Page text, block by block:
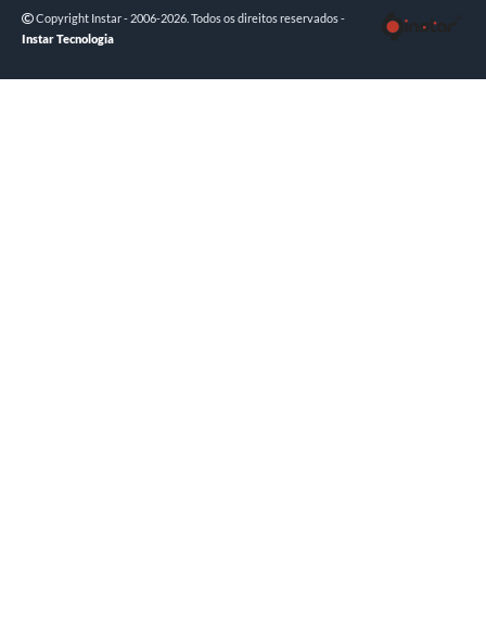
Copyright Instar - 2006-2026. Todos os direitos reservados -
Instar Tecnologia